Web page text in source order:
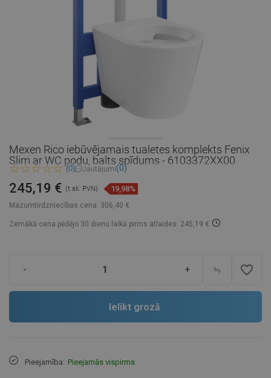
Mexen Rico iebūvējamais tualetes komplekts Fenix
Slim ar WC podu, balts spīdums - 6103372XX00
(0) Jautājumi(0)
Mazumtirdzniecības cena: 306,40 €
245,19 € (t.sk. PVN) 19,98%
Zemākā cena pēdējo 30 dienu laikā pirms atlaides: 245,19 €
- + favorite_border
Ielikt grozā
Pieejamība: Pieejamās vispirms